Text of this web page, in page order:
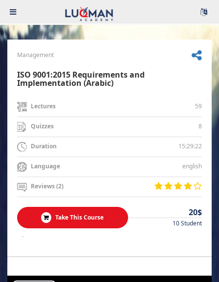
Management
ISO 9001:2015 Requirements and
Implementation (Arabic)
Lectures 59
Quizzes 8
Duration 15:29:22
Language english
Reviews (2)
Take This Course 20$
10 Student
.